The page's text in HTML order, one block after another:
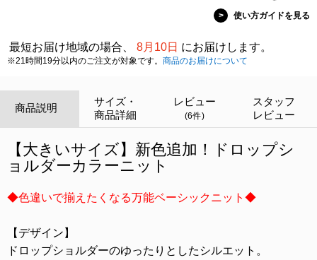
> 使い方ガイドを見る
最短お届け地域の場合、 8月10日 にお届けします。
※21時間19分以内のご注文が対象です。 商品のお届けについて
商品説明
サイズ・
商品詳細
レビュー
(6件)
スタッフ
レビュー
【大きいサイズ】新色追加！ドロップシ
ョルダーカラーニット
◆色違いで揃えたくなる万能ベーシックニット◆
【デザイン】
ドロップショルダーのゆったりとしたシルエット。